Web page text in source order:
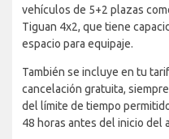
vehículos de 5+2 plazas
Tiguan 4x2, que tiene
espacio para equipaje.
También se incluye en tu
cancelación gratuita,
del límite de tiempo
48 horas antes del inicio del